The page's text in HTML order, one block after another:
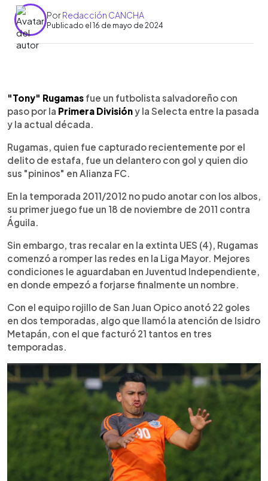
PorRedacción CANCHA
Publicado el 16 de mayo de 2024
► Escuchar artículo
"Tony" Rugamas fue un futbolista salvadoreño con
paso por la Primera Divisióny la Selecta entre la pasada
y la actual década.
Rugamas, quien fue capturado recientemente por el
delito de estafa, fue un delantero con gol y quien dio
sus "pininos" en Alianza FC.
En la temporada 2011/2012 no pudo anotar con los albos,
su primer juego fue un 18 de noviembre de 2011 contra
Águila.
Sin embargo, tras recalar en la extinta UES (4), Rugamas
comenzó a romper las redes en la Liga Mayor. Mejores
condiciones le aguardaban en Juventud Independiente,
en donde empezó a forjarse finalmente un nombre.
Con el equipo rojillo de San Juan Opico anotó 22 goles
en dos temporadas, algo que llamó la atención de Isidro
Metapán, con el que facturó 21 tantos en tres
temporadas.